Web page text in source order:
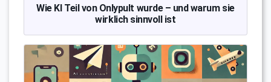
Wie KI Teil von Onlypult wurde – und warum sie
wirklich sinnvoll ist